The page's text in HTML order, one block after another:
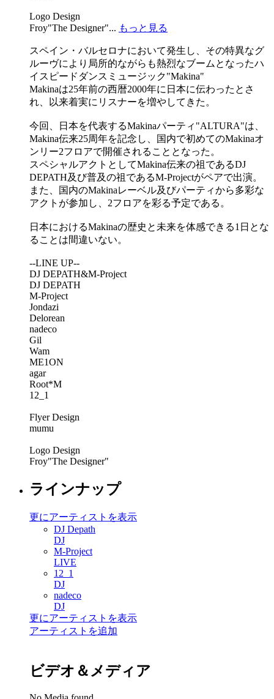
Logo Design
Froy"The Designer"... もっと見る
スペイン・バルセロナにおいて発生し、その特異なグ
ルーヴにより局所的ながらも熱烈なブームとなったハ
イスピードダンスミュージック"Makina"
Makinaは25年前の西暦2000年に日本に伝わったとさ
れ、以来着実にリスナーを増やしてきた。
今回、日本を代表するMakinaパーティ"ALTURA"は、
Makina伝来25周年を記念し、国内で初めてのMakinaオ
ンリー2フロアで開催されることとなった。
スペシャルアクトとしてMakina伝来の祖であるDJ
DEPATH及び普及の祖であるM-Projectがペアで出演。
また、国内のMakinaレーベル及びパーティから多彩な
アクトが参加し、2フロアを彩る予定である。
日本におけるMakinaの歴史と未来を体感できる1日とな
ることは間違いない。
--LINE UP--
DJ DEPATH&M-Project
DJ DEPATH
M-Project
Jondazi
Delorean
nadeco
Gil
Wam
ME1ON
agar
Root*M
12_1
Flyer Design
mumu
Logo Design
Froy"The Designer"
ラインナップ
更にアーティストを表示
DJ Depath
DJ
M-Project
LIVE
12_1
DJ
nadeco
DJ
更にアーティストを表示
アーティストを追加
ビデオ＆メディア